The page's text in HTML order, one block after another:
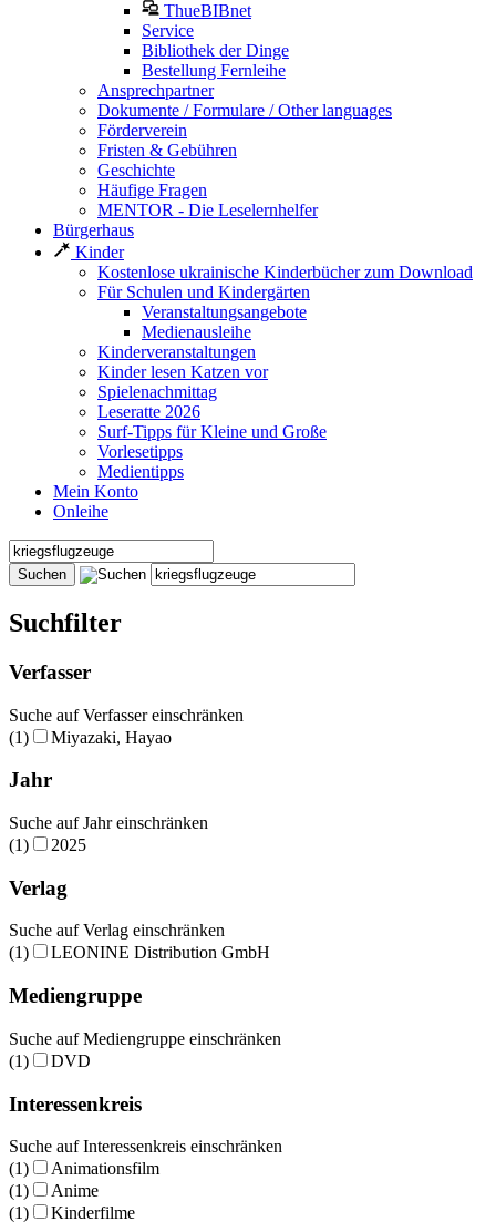
ThueBIBnet
Service
Bibliothek der Dinge
Bestellung Fernleihe
Ansprechpartner
Dokumente / Formulare / Other languages
Förderverein
Fristen & Gebühren
Geschichte
Häufige Fragen
MENTOR - Die Leselernhelfer
Bürgerhaus
Kinder
Kostenlose ukrainische Kinderbücher zum Download
Für Schulen und Kindergärten
Veranstaltungsangebote
Medienausleihe
Kinderveranstaltungen
Kinder lesen Katzen vor
Spielenachmittag
Leseratte 2026
Surf-Tipps für Kleine und Große
Vorlesetipps
Medientipps
Mein Konto
Onleihe
Suchfilter
Verfasser
Suche auf Verfasser einschränken
(1)
Miyazaki, Hayao
Jahr
Suche auf Jahr einschränken
(1)
2025
Verlag
Suche auf Verlag einschränken
(1)
LEONINE Distribution GmbH
Mediengruppe
Suche auf Mediengruppe einschränken
(1)
DVD
Interessenkreis
Suche auf Interessenkreis einschränken
(1)
Animationsfilm
(1)
Anime
(1)
Kinderfilme